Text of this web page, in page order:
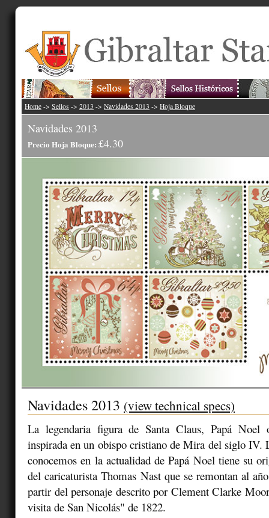
Home -> Sellos -> 2013 -> Navidades 2013 -> Hoja Bloque
Navidades 2013
Precio Hoja Bloque: £4.30
Navidades 2013 (view technical specs)
La legendaria figura de Santa Claus, Papá Noel
inspirada en un obispo cristiano de Mira del siglo IV.
conocemos en la actualidad de Papá Noel tiene su
del caricaturista Thomas Nast que se remontan al
partir del personaje descrito por Clement Clarke
visita de San Nicolás" de 1822.